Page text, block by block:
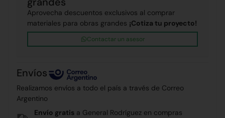
Aprovecha descuentos exclusivos al comprar
materiales para obras grandes ¡Cotiza tu proyecto!
Contactar un asesor
Envíos
Realizamos envíos a todo el país a través de Correo
Argentino
Envío gratis a General Rodríguez en compras